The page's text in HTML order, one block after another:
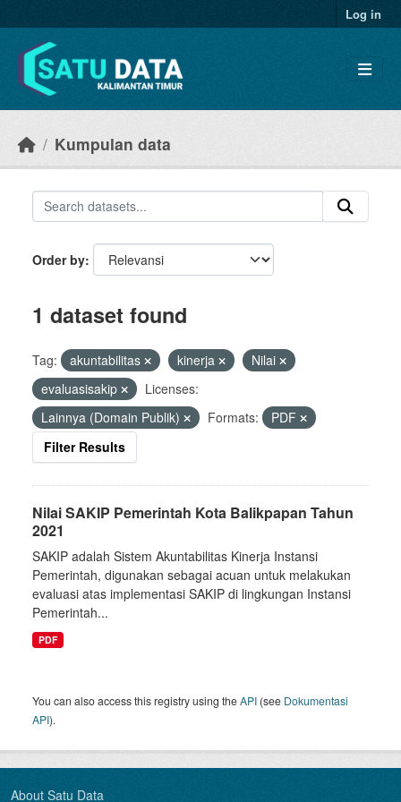
Log in
Kumpulan data
Order by
1 dataset found
Tag: akuntabilitas kinerja
Nilai
evaluasisakip
Licenses:
Lainnya (Domain Publik)
Formats:
PDF
Filter Results
Nilai SAKIP Pemerintah Kota Balikpapan Tahun
2021
SAKIP adalah Sistem Akuntabilitas Kinerja Instansi
Pemerintah, digunakan sebagai acuan untuk melakukan
evaluasi atas implementasi SAKIP di lingkungan Instansi
Pemerintah...
PDF
You can also access this registry using theAPI (see Dokumentasi
API).
About Satu Data